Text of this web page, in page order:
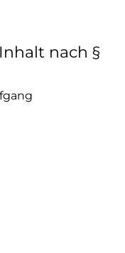
nach §